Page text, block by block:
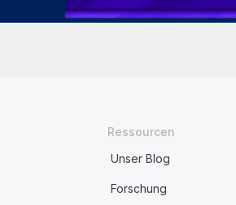
Ressourcen
Unser Blog
Forschung